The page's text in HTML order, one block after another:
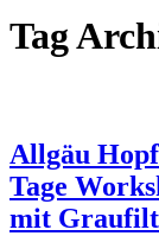
Tag
Allgäu
Tage
mit